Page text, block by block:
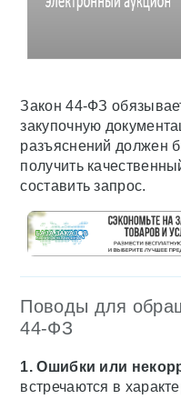
Закон 44-ФЗ
закупочную
разъяснений должен
получить
составить запрос.
Поводы для
44-ФЗ
1. Ошибки или
встречаются в